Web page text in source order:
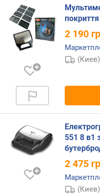
и
в
а
н
и
и
н
а
к
а
б
л
2 190
(Киев)
551 8 в1
2 475
(Киев)